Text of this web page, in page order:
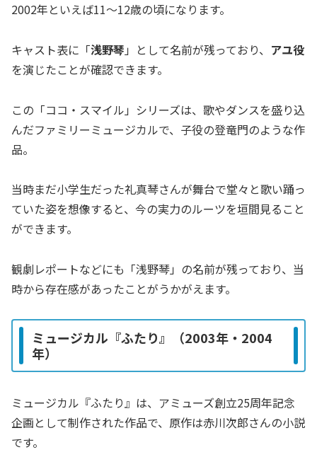
2002年といえば11〜12歳の頃になります。
キャスト表に「浅野琴 」として名前が残っており、 アユ役
を演じたことが確認できます。
この「ココ・スマイル」シリーズは、歌やダンスを盛り込
んだファミリーミュージカルで、子役の登竜門のような作
品。
当時まだ小学生だった礼真琴さんが舞台で堂々と歌い踊っ
ていた姿を想像すると、今の実力のルーツを垣間見ること
ができます。
観劇レポートなどにも「浅野琴」の名前が残っており、当
時から存在感があったことがうかがえます。
ミュージカル『ふたり』
（2003年・2004
年）
ミュージカル『ふたり』は、アミューズ創立25周年記念
企画として制作された作品で、原作は赤川次郎さんの小説
です。